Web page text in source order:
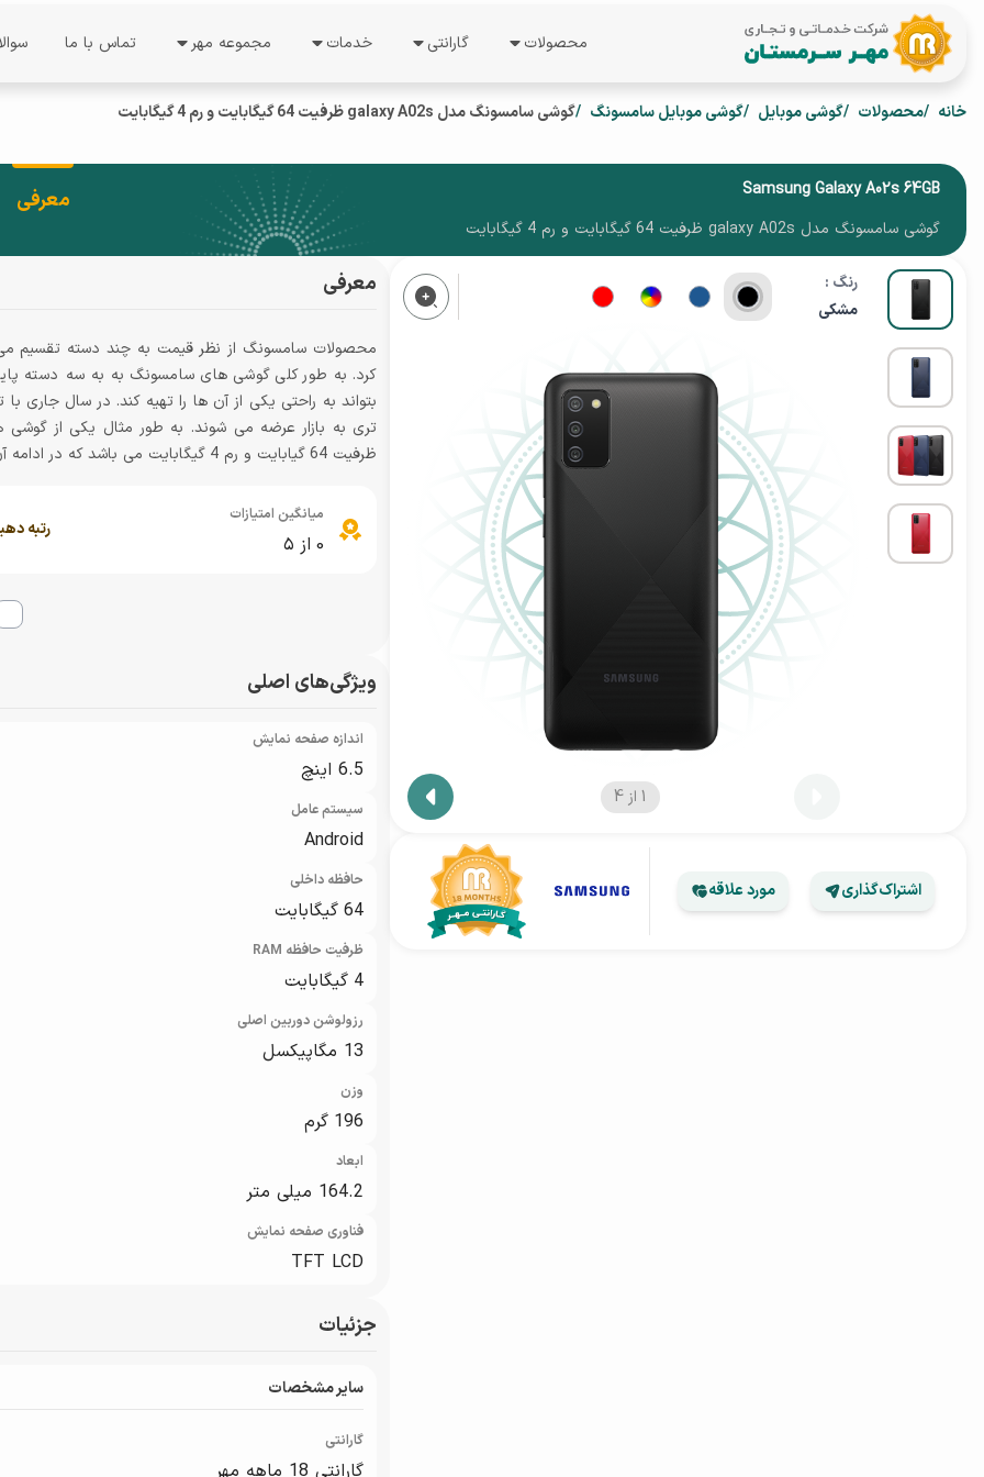
محصولات
تبلت
گارانتی
نوبت دهی
شرایط گارانتی
پیگیری تعمیرات
نمایندگان گارانتی مهر
خدمات
فرصت های شغلی
راهنمای فعالسازی گوشی
مجموعه مهر
دستاورد ها
درباره مدیریت
تماس با ما
خانه محصولات گوشی موبایل گوشی موبایل سامسونگ گوشی سامسونگ مدل galaxy A02s ظرفیت 64 گیگابایت و رم 4 گیگابایت
Samsung Galaxy A02s 64GB
گوشی سامسونگ مدل galaxy A02s ظرفیت 64 گیگابایت و رم 4 گیگابایت
معرفی
رنگ :
مشکی
1از 4
اشتراک‌گذاری مورد علاقه
معرفی
محصولات سامسونگ از نظر قیمت به چند دسته تقسیم
کرد. به طور کلی گوشی های سامسونگ به به سه دسته
بتواند به راحتی یکی از آن ها را تهیه کند. در سال
ظرفیت 64 گیابایت و رم 4 گیگابایت می باشد که در ادامه آن را مورد تحلیل و بررسی قرار خواهیم داد.
میانگین امتیازات
0از ۵
رتبه
ویژگی‌های اصلی
اندازه صفحه نمایش
6.5 اینچ
سیستم عامل
Android
حافظه داخلی
64 گیگابایت
ظرفیت حافظه RAM
4 گیگابایت
رزولوشن دوربین اصلی
13 مگاپیکسل
وزن
196 گرم
ابعاد
164.2 میلی متر
فناوری صفحه‌ نمایش
TFT LCD
جزئیات
سایر مشخصات
گارانتی
گارانتی 18 ماهه مهر